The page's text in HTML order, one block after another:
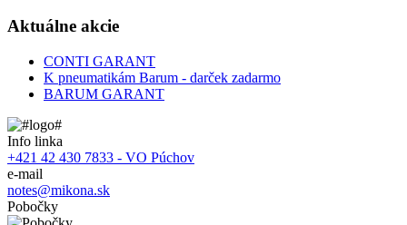
Aktuálne akcie
CONTI GARANT
K pneumatikám Barum - darček zadarmo
BARUM GARANT
Info linka
+421 42 430 7833 - VO Púchov
e-mail
notes@mikona.sk
Pobočky